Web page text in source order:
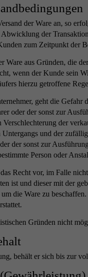
der Ware an, so
der
zum Zeitpunkt der
Ware aus Gründen, die
wenn der Kunde sein
hierzu getroffene
geht die Gefahr
oder der sonst zur
der
und der
der sonst zur
Person oder
Recht vor, im Falle
ist und dieser mit der
die Ware zu
Gründen nicht
behält er sich bis zur